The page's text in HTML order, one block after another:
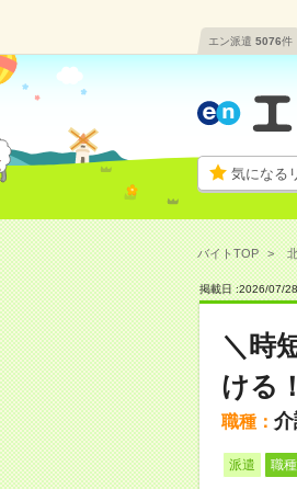
エン派遣 5076件
気になる
バイトTOP
掲載日 :2026/07/28
＼時
ける
職種：
派遣 職